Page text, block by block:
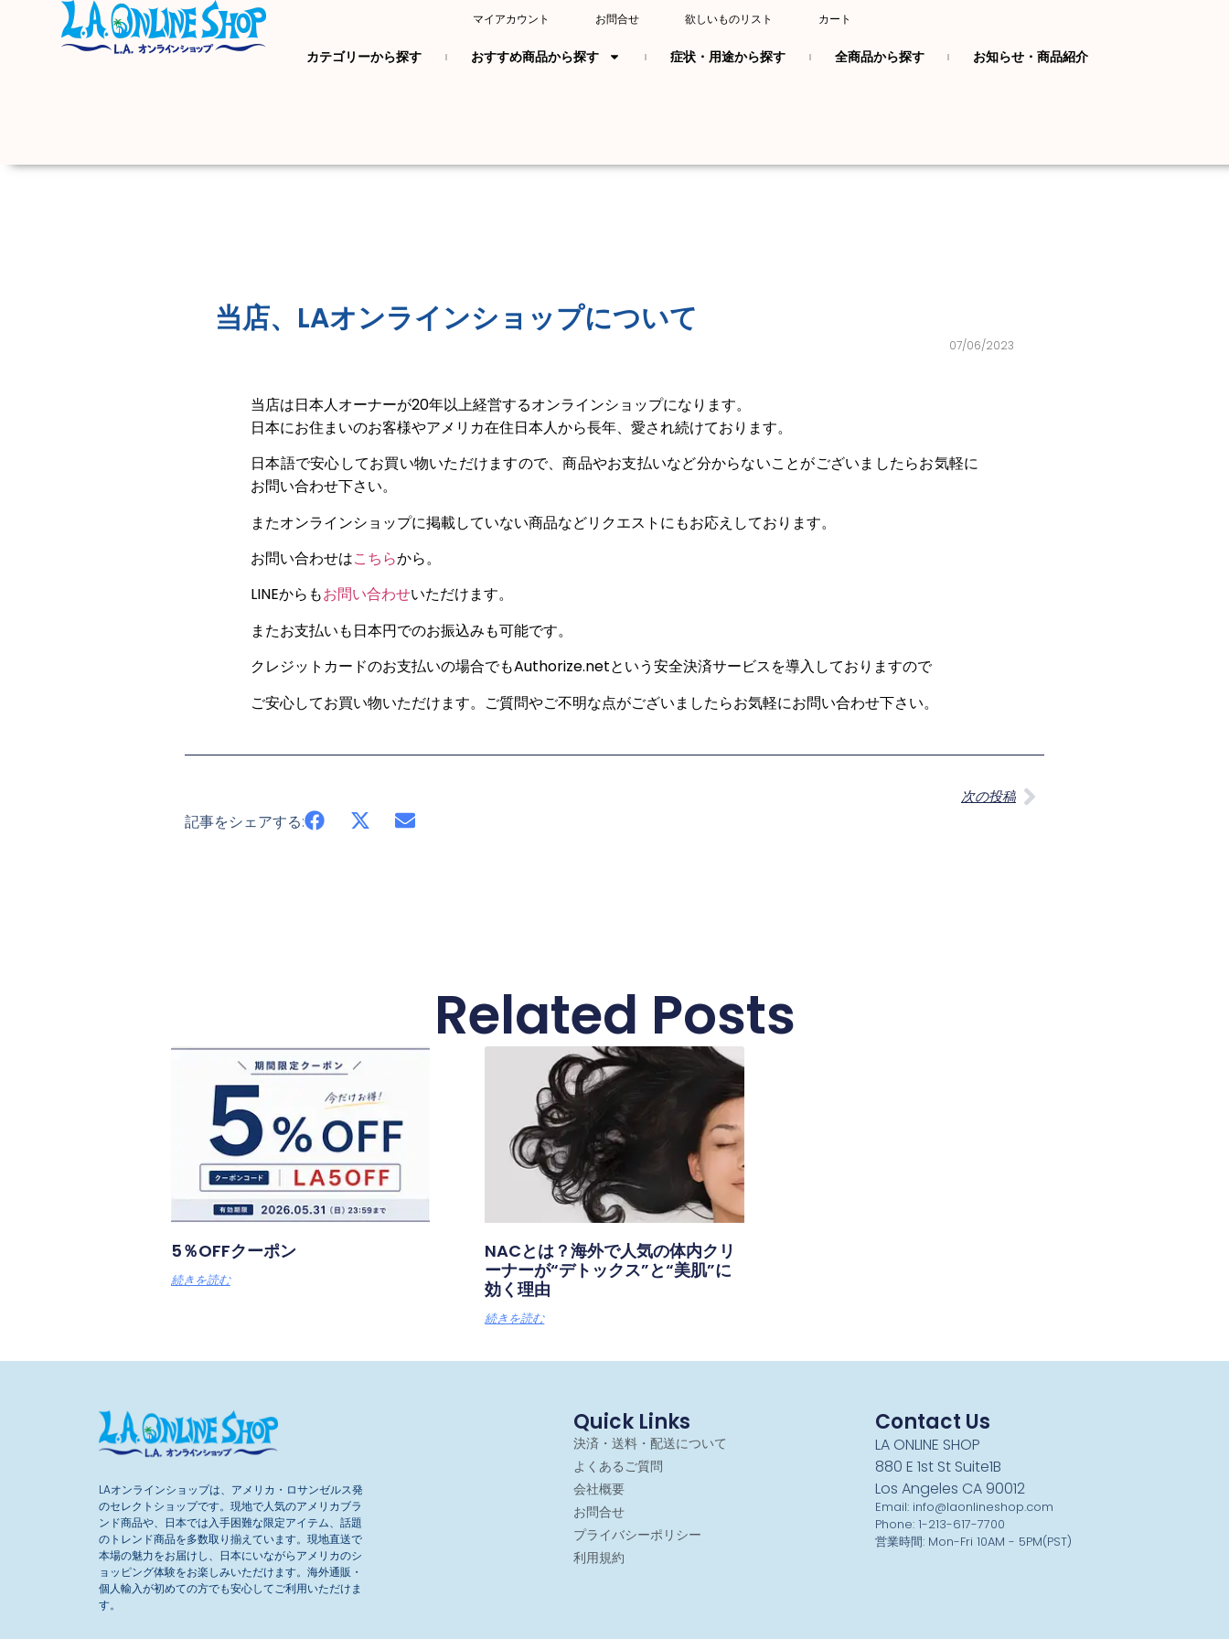
マイアカウント お問合せ 欲しいものリスト カート
カテゴリーから探す おすすめ商品から探す 症状・用途から探す 全商品から探す お知らせ・商品紹介
当店、LAオンラインショップについて
07/06/2023
当店は日本人オーナーが20年以上経営するオンラインショップになります。
日本にお住まいのお客様やアメリカ在住日本人から長年、愛され続けております。
日本語で安心してお買い物いただけますので、商品やお支払いなど分からないことがございましたらお気軽に
お問い合わせ下さい。
またオンラインショップに掲載していない商品などリクエストにもお応えしております。
お問い合わせはこちらから。
LINEからもお問い合わせいただけます。
またお支払いも日本円でのお振込みも可能です。
クレジットカードのお支払いの場合でもAuthorize.netという安全決済サービスを導入しておりますので
ご安心してお買い物いただけます。ご質問やご不明な点がございましたらお気軽にお問い合わせ下さい。
次の投稿
記事をシェアする:
Related Posts
5％OFFクーポン
続きを読む
NACとは？海外で人気の体内クリ
ーナーが“デトックス”と“美肌”に
効く理由
続きを読む
LAオンラインショップは、アメリカ・ロサンゼルス発
のセレクトショップです。現地で人気のアメリカブラ
ンド商品や、日本では入手困難な限定アイテム、話題
のトレンド商品を多数取り揃えています。現地直送で
本場の魅力をお届けし、日本にいながらアメリカのシ
ョッピング体験をお楽しみいただけます。海外通販・
個人輸入が初めての方でも安心してご利用いただけま
す。
Quick Links
決済・送料・配送について
よくあるご質問
会社概要
お問合せ
プライバシーポリシー
利用規約
Contact Us
LA ONLINE SHOP
880 E 1st St Suite1B
Los Angeles CA 90012
Email: info@laonlineshop.com
Phone: 1-213-617-7700
営業時間: Mon-Fri 10AM - 5PM(PST)